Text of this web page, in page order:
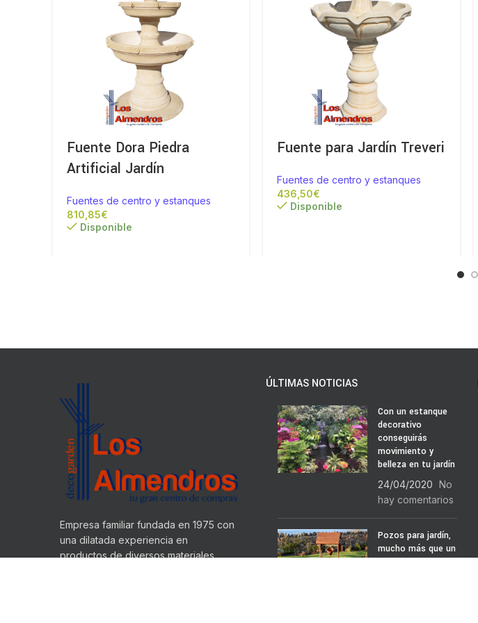
Fuente Dora Piedra
Artificial Jardín
Fuentes de centro y estanques
€
Disponible
Fuente para Jardín Treveri
Fuentes de centro y estanques
€
Disponible
Empresa familiar fundada en 1975 con
una dilatada experiencia en
productos de diversos materiales
ÚLTIMAS NOTICIAS
Con un estanque
decorativo
conseguirás
movimiento y
belleza en tu jardín
24/04/2020 No
hay comentarios
Pozos para jardín,
mucho más que un